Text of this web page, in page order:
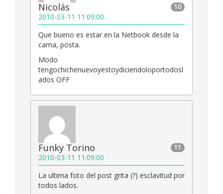
10
Nicolás
2010-03-11 11:09:00
Que bueno es estar en la Netbook desde la
cama, posta.
Modo
tengochichenuevoyestoydiciendoloportodosl
ados OFF
11
Funky Torino
2010-03-11 11:09:00
La ultima foto del post grita (?) esclavitud por
todos lados.